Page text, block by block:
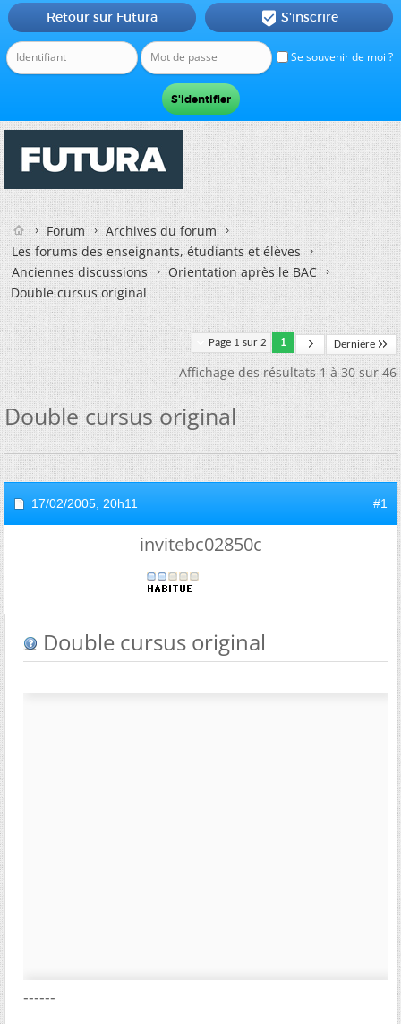
Se souvenir de moi ?
Retour sur Futura  S'inscrire
Forum
Archives du forum
Les forums des enseignants, étudiants et élèves
Anciennes discussions
Orientation après le BAC
Double cursus original
Page 1 sur 2 1 Dernière
Affichage des résultats 1 à 30 sur 46
Double cursus original
17/02/2005, 20h11 #1
invitebc02850c
Double cursus original
------